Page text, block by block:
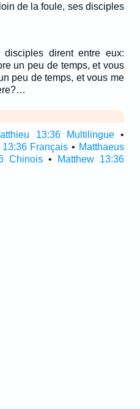
de la foule, ses disciples
disciples dirent entre eux:
un peu de temps, et vous
peu de temps, et vous me
13:36 Multilingue•
13:36 Français • Matthaeus
Chinois•
Matthew 13:36